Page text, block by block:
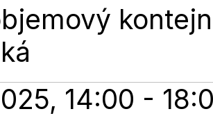
14:00 -